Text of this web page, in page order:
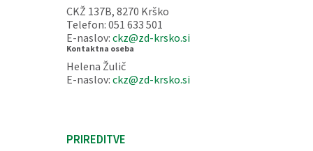
CKŽ 137B, 8270 Krško
Telefon: 051 633 501
E-naslov: ckz@zd-krsko.si
Kontaktna oseba
Helena Žulič
E-naslov: ckz@zd-krsko.si
PRIREDITVE